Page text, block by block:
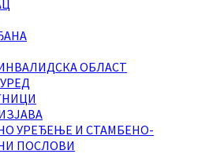
ОБЛАСТ
УРЕЂЕЊЕ И СТАМБЕНО-
ПОСЛОВИ